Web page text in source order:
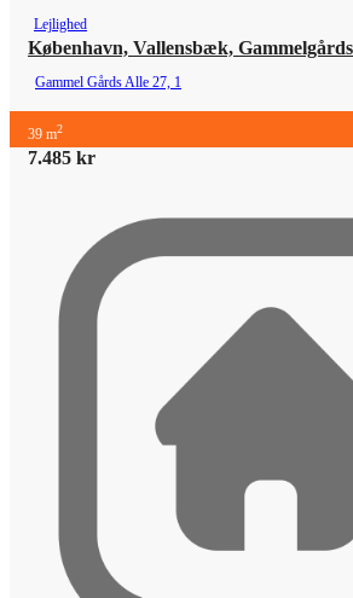
Lejlighed
Gammel Gårds Alle 27, 1
39 m2
7.485 kr